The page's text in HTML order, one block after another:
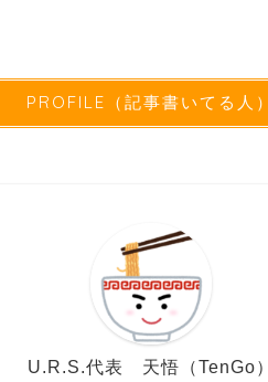
PROFILE（記事書いてる人）
U.R.S.代表 天悟（TenGo）